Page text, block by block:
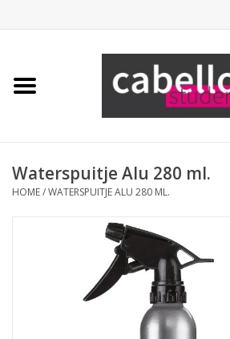
Home
Opleidingspakketten
Benodigdheden
Waterspuitje Alu 280 ml.
HOME/WATERSPUITJE ALU 280 ML.